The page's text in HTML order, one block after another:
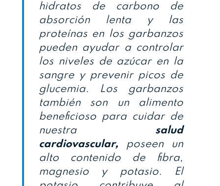
hidratos de carbono de
absorción lenta y las
proteínas en los garbanzos
pueden ayudar a controlar
los niveles de azúcar en la
sangre y prevenir picos de
glucemia. Los garbanzos
también son un alimento
beneficioso para cuidar de
nuestra salud
cardiovascular, poseen un
alto contenido de fibra,
magnesio y potasio. El